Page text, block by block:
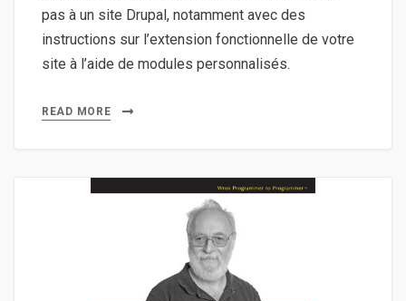
pas à un site Drupal, notamment avec des
instructions sur l’extension fonctionnelle de votre
site à l’aide de modules personnalisés.
READ MORE